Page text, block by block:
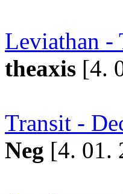
Leviathan -
theaxis [4.
Transit -
Neg [4. 01.